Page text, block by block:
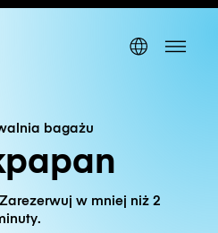
bagażu
w mniej niż 2